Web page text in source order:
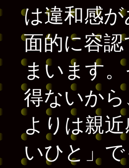
は違和感
面的に容
まいます
得ないか
よりは親
いひと」